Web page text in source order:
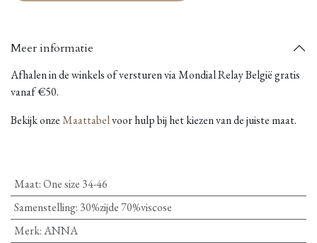
Meer informatie
Afhalen in de winkels of versturen via Mondial Relay België gratis
vanaf €50.
Bekijk onzeMaattabelvoor hulp bij het kiezen van de juiste maat.
Maat:One size 34-46
Samenstelling: 30%zijde 70%viscose
Merk:ANNA